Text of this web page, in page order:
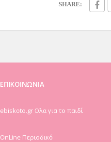
SHARE:
ΕΠΙΚΟΙΝΩΝΙΑ
ebiskoto.gr Ολα για το παιδί
OnLine Περιοδικό